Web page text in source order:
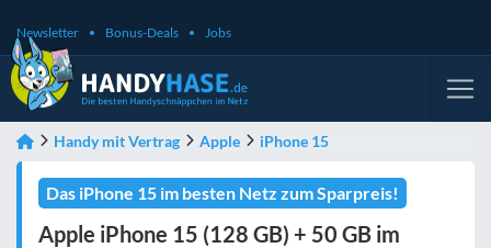
Newsletter Bonus-Deals Jobs
Handy mit Vertrag Apple iPhone 15
Das iPhone 15 im besten Netz zum Sparpreis!
Apple iPhone 15 (128 GB) + 50 GB im